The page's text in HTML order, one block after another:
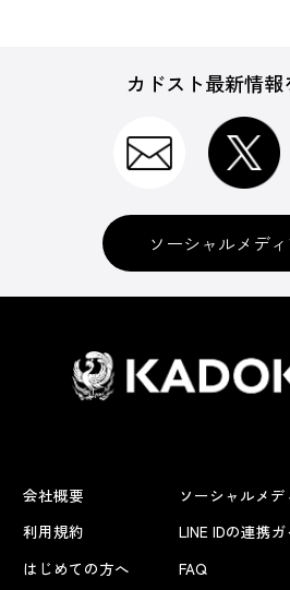
カドスト最新情報
ソーシャルメデ
会社概要
利用規約
はじめての方へ
ソーシャルメデ
LINE IDの連携
FAQ